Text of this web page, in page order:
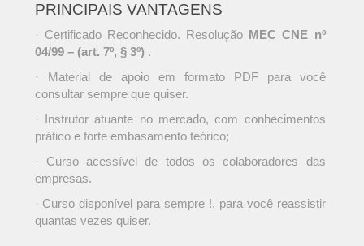
PRINCIPAIS VANTAGENS
· Certificado Reconhecido. Resolução MEC CNE nº
04/99 – (art. 7º, § 3º) .
· Material de apoio em formato PDF para você
consultar sempre que quiser.
· Instrutor atuante no mercado, com conhecimentos
prático e forte embasamento teórico;
· Curso acessível de todos os colaboradores das
empresas.
· Curso disponível para sempre !, para você reassistir
quantas vezes quiser.